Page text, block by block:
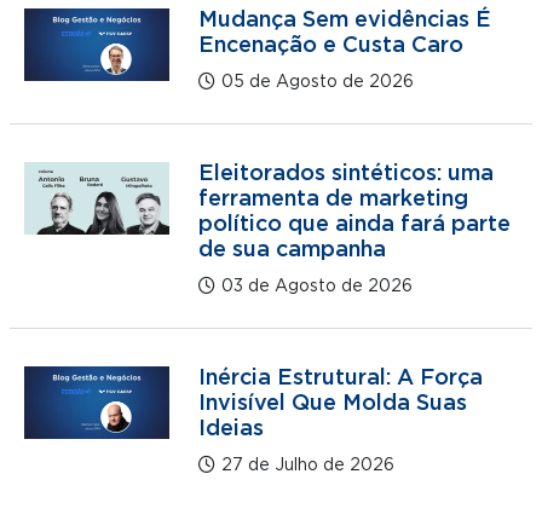
Mudança Sem evidências É
Encenação e Custa Caro
05 de Agosto de 2026
Eleitorados sintéticos: uma
ferramenta de marketing
político que ainda fará parte
de sua campanha
03 de Agosto de 2026
Inércia Estrutural: A Força
Invisível Que Molda Suas
Ideias
27 de Julho de 2026